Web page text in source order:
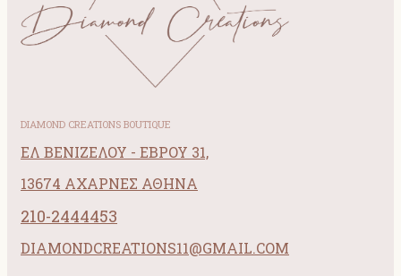
DIAMOND CREATIONS BOUTIQUE
ΕΛ ΒΕΝΙΖΕΛΟΥ - ΕΒΡΟΥ 31,
13674 ΑΧΑΡΝΕΣ ΑΘΗΝΑ
210-2444453
DIAMONDCREATIONS11@GMAIL.COM